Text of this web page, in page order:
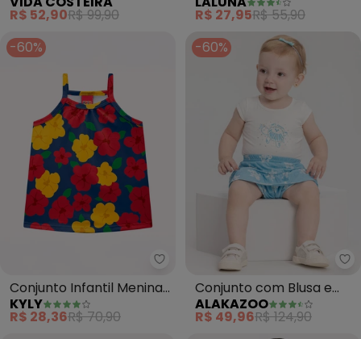
Cropped Sonhos (Azul)
R$ 52,90R$ 99,90
More (Marinho)
R$ 27,95R$ 55,90
-60%
Kyly - Conjunto Infantil Menina
Conjunto Infantil Menina
em Algodão (Azul)
KYLY
R$ 28,36R$ 70,90
-60%
Conjunto com Blusa e
Shorts Saia Estampado
(Azul)
ALAKAZOO
R$ 49,96R$ 124,90